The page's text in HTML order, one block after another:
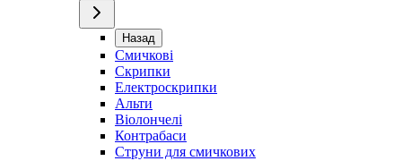
Назад
Смичкові
Скрипки
Електроскрипки
Альти
Віолончелі
Контрабаси
Струни для смичкових